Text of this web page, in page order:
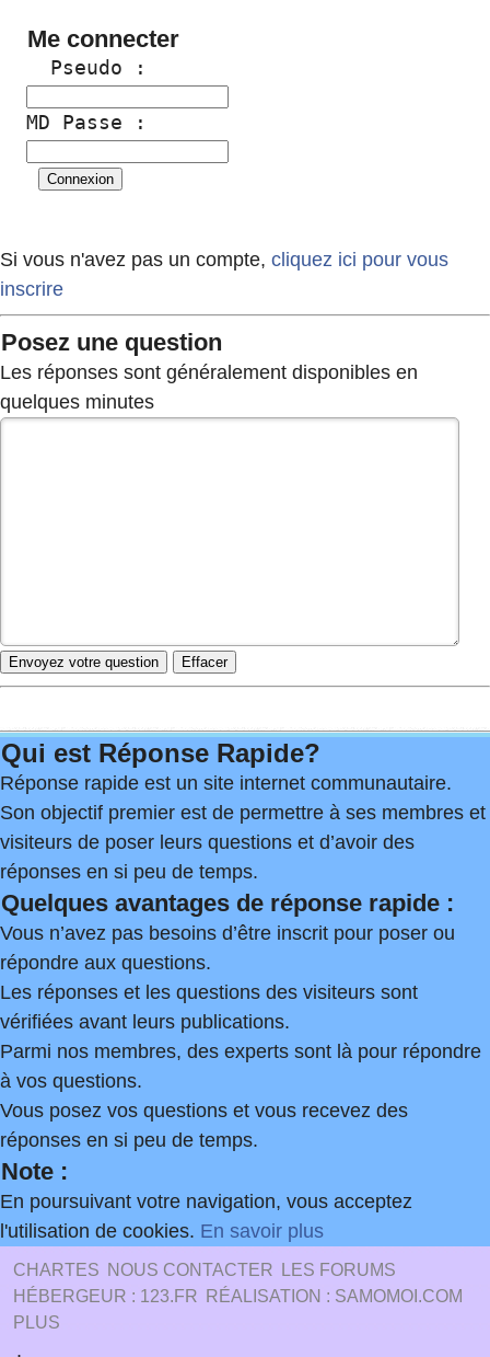
Me connecter
  Pseudo :
MD Passe :
Si vous n'avez pas un compte, cliquez ici pour vous
inscrire
Posez une question
Les réponses sont généralement disponibles en
quelques minutes
Qui est Réponse Rapide?
Réponse rapide est un site internet communautaire.
Son objectif premier est de permettre à ses membres et
visiteurs de poser leurs questions et d’avoir des
réponses en si peu de temps.
Quelques avantages de réponse rapide :
Vous n’avez pas besoins d’être inscrit pour poser ou
répondre aux questions.
Les réponses et les questions des visiteurs sont
vérifiées avant leurs publications.
Parmi nos membres, des experts sont là pour répondre
à vos questions.
Vous posez vos questions et vous recevez des
réponses en si peu de temps.
Note :
En poursuivant votre navigation, vous acceptez
l'utilisation de cookies. En savoir plus
CHARTES NOUS CONTACTER
LES FORUMS
HÉBERGEUR : 123.FR
RÉALISATION : SAMOMOI.COM
PLUS
.